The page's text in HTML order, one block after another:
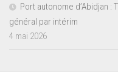
Port autonome d’Abidjan :
général par intérim
4 mai 2026